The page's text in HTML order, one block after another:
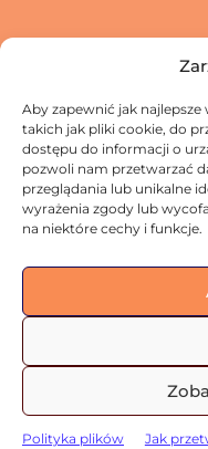
Aby zapewnić jak
takich jak pliki cookie, do
dostępu do informacji o
pozwoli nam przetwarzać
przeglądania lub unikalne
wyrażenia zgody lub
na niektóre cechy i funkcje.
Polityka plików Jak
© 2026
Jak